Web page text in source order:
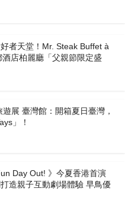
者天堂！Mr. Steak Buffet à
店柏麗廳「⽗親節限定盛
展 臺灣館：開箱夏日臺灣，
」！
Day Out! 》今夏香港首演
造親子互動劇場體驗 早鳥優